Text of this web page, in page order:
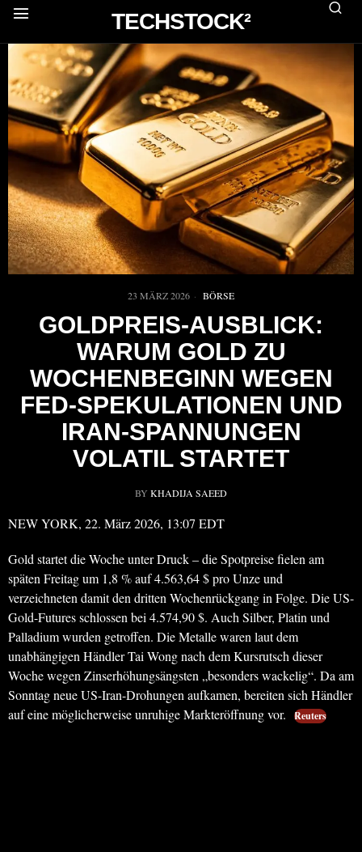
TECHSTOCK²
23 MÄRZ 2026 BÖRSE
GOLDPREIS-AUSBLICK:
WARUM GOLD ZU
WOCHENBEGINN WEGEN
FED-SPEKULATIONEN UND
IRAN-SPANNUNGEN
VOLATIL STARTET
BY KHADIJA SAEED
NEW YORK, 22. März 2026, 13:07 EDT
Gold startet die Woche unter Druck – die Spotpreise fielen am
späten Freitag um 1,8 % auf 4.563,64 $ pro Unze und
verzeichneten damit den dritten Wochenrückgang in Folge. Die US-
Gold-Futures schlossen bei 4.574,90 $. Auch Silber, Platin und
Palladium wurden getroffen. Die Metalle waren laut dem
unabhängigen Händler Tai Wong nach dem Kursrutsch dieser
Woche wegen Zinserhöhungsängsten „besonders wackelig“. Da am
Sonntag neue US-Iran-Drohungen aufkamen, bereiten sich Händler
auf eine möglicherweise unruhige Markteröffnung vor.
Reuters